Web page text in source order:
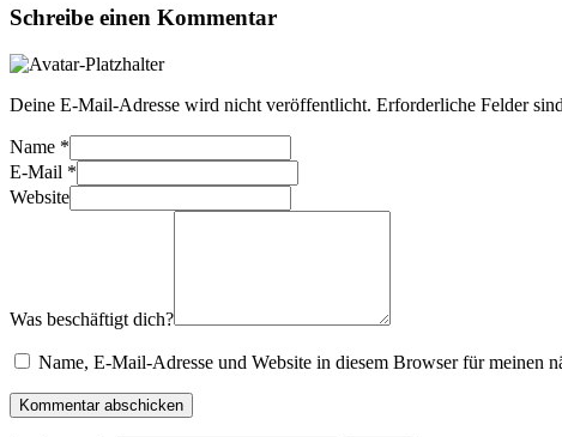
Schreibe einen Kommentar
Deine E-Mail-Adresse wird nicht veröffentlicht. Erforderliche Felder
Name *
E-Mail *
Website
Was beschäftigt dich?
Name, E-Mail-Adresse und Website in diesem Browser für meinen